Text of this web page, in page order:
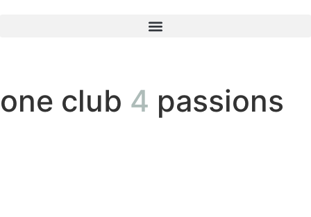
one club 4 passions